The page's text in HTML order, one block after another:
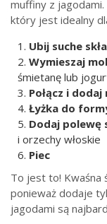
muffiny z
który jest idealny
Ubij suche
Wymieszaj
śmietanę lub
Połącz i dodaj
Łyżka do
Dodaj polewę
i orzechy włoskie
Piec
To jest to! Kwaśna
ponieważ dodaje
jagodami są